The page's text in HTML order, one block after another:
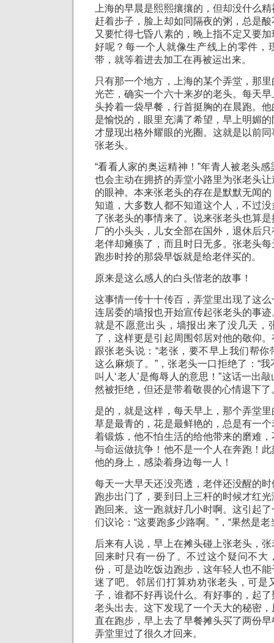
上海的早晨是熙熙攘攘的，但却没什么
赶着步子，脸上却如同隔夜的粥，总是
又要忙得七昏八素的，晚上指不定又要
好呢？每一个人就像生产线上的零件，
带，就等着进去加工在再被运出来。
只有那一个地方，上海的某个弄堂，那
光芒，确实一个六十来岁的老头。每天
头拎着一袋早餐，行首挺胸的在晨跑。
是愉悦的，眼里充满了希望，早上明媚
才显现出格外耀眼的光圈。这就是以前
张老头。
“看看人家的奥运精神！”年青人被老头
也会主动在拥挤的弄堂小路里为张老头
的眼神。本来张老头的存在是默默无闻
知道，大多数人都不知道这个人，不过
了张老头的事情来了。说来张老头也算
厂的小头头，儿女全部在国外，退休后
老伴却瘫痪了，而且时日无多。张老头
跑步时拎的那袋早饭就是给老伴买的。
原来是这么感人的白头偕老的故事！
这事情一传十十传百，弄堂里出现了这
连居委的墙报也开始宣传起张老头的事
就是不愿意出头，墙报出来了没几天，
了，这样更是引起周围邻居对他的敬仰
跟张老头说：“老张，要不早上我们帮
这么麻烦了。”，张老头一口拒绝了：“
叫人‘老人’是侮辱人的意思！”这话一出
然被拒绝，但还是带着敬畏的心情退下了
是的，就是这样，每天早上，那个弄堂
草是最青的，花是最鲜艳的，总是有一
着锻炼，他不怕生活的给他带来的磨难
与命运做抗争！他不是一个人在奔跑！
他的身上，感染着身边每一人！
每天一大早天还没亮透，老伴还没醒的
跑步出门了，要到日上三杆的时候才红
跑回来。这一跑就好几小时啊。这引起
们议论：“这要跑多少路啊。”，“果然是老
后来有人说，早上在摊头碰上张老头，
回来时只有一份了。不过这个疑问不大
份，可是边吃饭边跑步，这年轻人也不
迷了吧。邻居们打算劝劝张老头，可是
子，谁都不好再说什么。有好事的，起
老头出去。这下发现了一个天大的秘密
直在跑步，早上去了早餐摊头买了两份
弄堂里过了很久才回来。